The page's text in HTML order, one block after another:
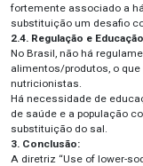
fortemente associado a
substituição um desafio
2.4. Regulação e
No Brasil, não há
alimentos/produtos, o
nutricionistas.
Há necessidade de
de saúde e a população
substituição do sal.
3. Conclusão:
A diretriz “Use of lower-